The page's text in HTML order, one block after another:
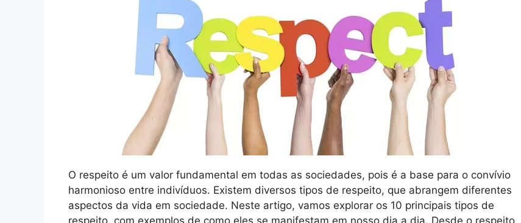
O respeito é um valor fundamental em todas as sociedades, pois é a base para o convívio
harmonioso entre indivíduos. Existem diversos tipos de respeito, que abrangem diferentes
aspectos da vida em sociedade. Neste artigo, vamos explorar os 10 principais tipos de
respeito, com exemplos de como eles se manifestam em nosso dia a dia. Desde o respeito